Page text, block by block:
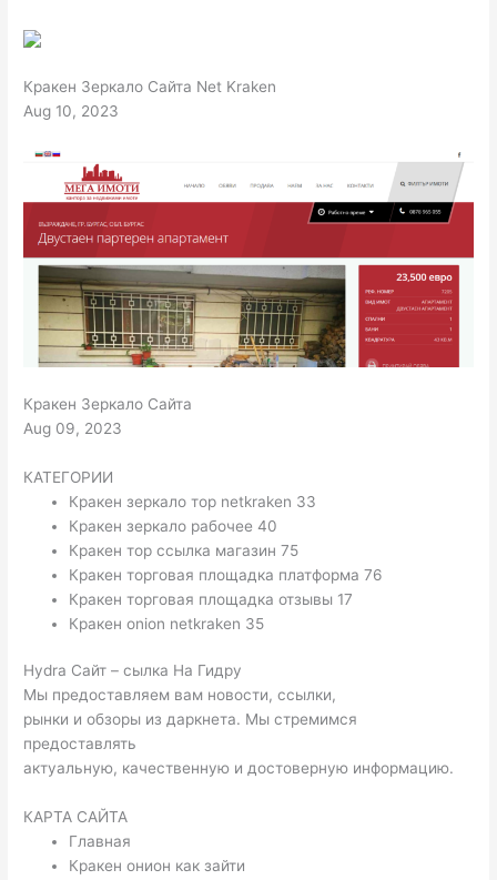
Кракен Зеркало Сайта Net Kraken
Aug 10, 2023
Кракен Зеркало Сайта
Aug 09, 2023
КАТЕГОРИИ
Кракен зеркало тор netkraken 33
Кракен зеркало рабочее 40
Кракен тор ссылка магазин 75
Кракен торговая площадка платформа 76
Кракен торговая площадка отзывы 17
Кракен onion netkraken 35
Hydra Сайт – сылка На Гидру
Мы предоставляем вам новости, ссылки,
рынки и обзоры из даркнета. Мы стремимся
предоставлять
актуальную, качественную и достоверную информацию.
КАРТА САЙТА
Главная
Кракен онион как зайти